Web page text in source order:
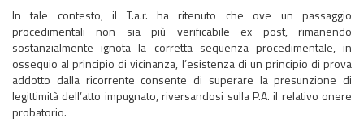
In tale contesto, il T.a.r. ha ritenuto che ove un passaggio
procedimentali non sia più verificabile ex post, rimanendo
sostanzialmente ignota la corretta sequenza procedimentale, in
ossequio al principio di vicinanza, l’esistenza di un principio di prova
addotto dalla ricorrente consente di superare la presunzione di
legittimità dell’atto impugnato, riversandosi sulla P.A. il relativo onere
probatorio.